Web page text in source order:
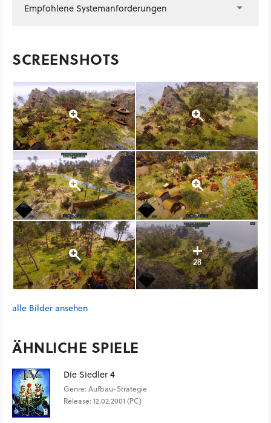
Empfohlene Systemanforderungen
SCREENSHOTS
28
alle Bilder ansehen
ÄHNLICHE SPIELE
Die Siedler 4
Genre: Aufbau-Strategie
Release: 12.02.2001 (PC)